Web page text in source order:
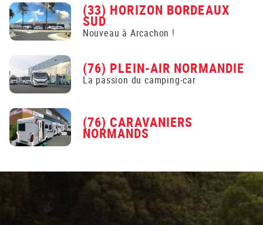
(33) HORIZON BORDEAUX
SUD
Nouveau à Arcachon !
(76) PLEIN-AIR NORMANDIE
La passion du camping-car
(76) CARAVANIERS
NORMANDS